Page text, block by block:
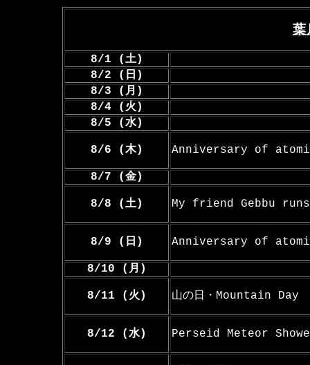
葉
8/1 (土)
8/2 (日)
8/3 (月)
8/4 (火)
8/5 (水)
8/6 (木) Anniversary of
8/7 (金)
8/8 (土) My friend Gebbu
8/9 (日) Anniversary of
8/10 (月)
8/11 (火) 山の日・Mountain Day
8/12 (水) Perseid Meteor